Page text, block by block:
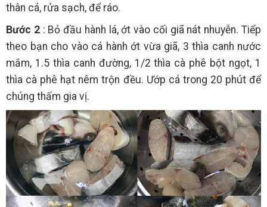
thân cá, rửa sạch, để ráo.
Bước 2: Bỏ đầu hành lá, ớt vào cối giã nát nhuyễn. Tiếp
theo bạn cho vào cá hành ớt vừa giã, 3 thìa canh nước
mắm, 1.5 thìa canh đường, 1/2 thìa cà phê bột ngọt, 1
thìa cà phê hạt nêm trộn đều. Ướp cá trong 20 phút để
chúng thấm gia vị.